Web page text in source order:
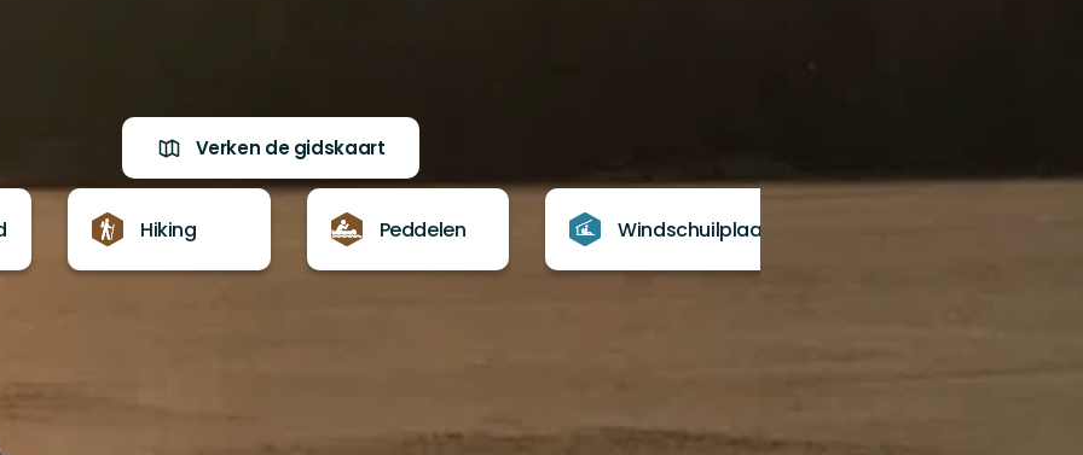
Verken de gidskaart
Hiking Peddelen Windschuilplaats